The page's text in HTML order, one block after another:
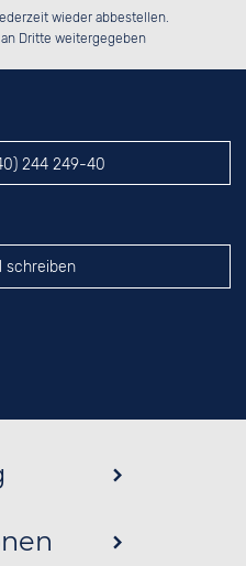
Bitte tragen Sie die Zahl in
nebenstehende Feld ein.
wieder abbestellen.
Dritte weitergegeben
244 249-40
schreiben